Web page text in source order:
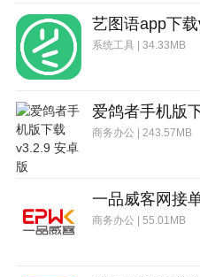
更好的远程桌面工具
随时随地用手机或者平板
及1080p分辨率，0延迟，
常见问题
手机端启动游戏后无法显示
请检查是否360安全禁止游
怎么联系客服?
系统工具 | 34.33MB
商务办公 | 243.57MB
商务办公 | 55.01MB